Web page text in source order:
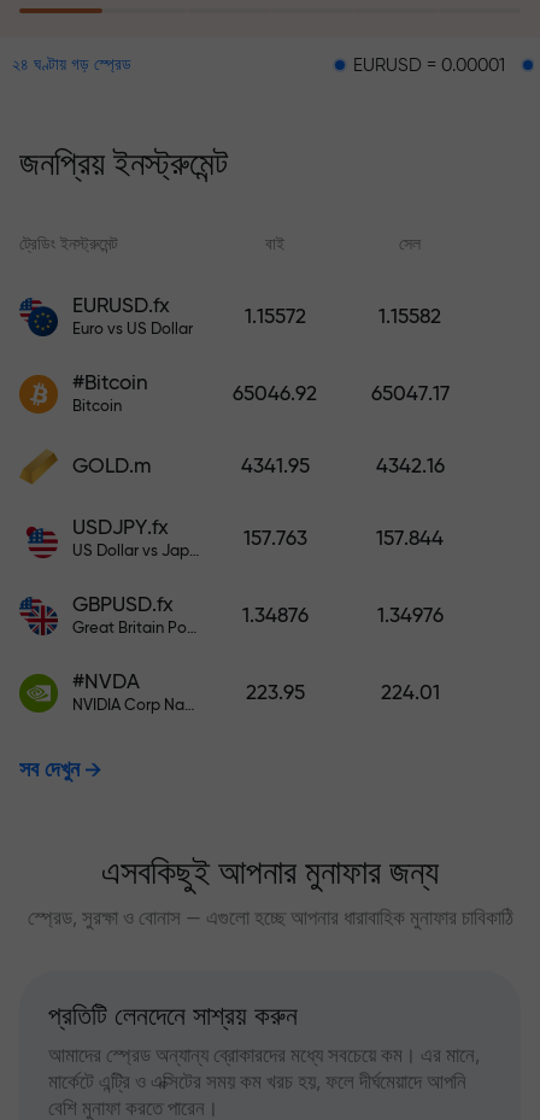
মাসের মধ্যে মুনাফা তিনগুণ করার নিশ্চয়তা দেওয়া
হয়। নিশ্চিন্তে ট্রেডিং করুন — আপনার মূলধন
ডিপোজিট করুন এবং আপনার ডিপোজিটের 1,000
গুণ বোনাস নিন। X1000 কোনো টাইপিং মিসটেক
ততই বেশি।
২৪ ঘণ্টায় গড় স্প্রেড EURUSD = 0.00001 GBPUSD =
জনপ্রিয় ইনস্ট্রুমেন্ট
ট্রেডিং ইনস্ট্রুমেন্ট বাই সেল
EURUSD.fx
Euro vs US Dollar
1.15572 1.15582
#Bitcoin
Bitcoin
65046.92 65047.17
GOLD.m 4341.95 4342.16
USDJPY.fx
US Dollar vs Japanese Yen
157.763 157.844
GBPUSD.fx
Great Britain Pound vs US Dollar
1.34876 1.34976
#NVDA
NVIDIA Corp Nasdaq Stock Exchange (Nasdaq) USD
223.95 224.01
সব দেখুন
এসবকিছুই আপনার মুনাফার জন্য
স্প্রেড, সুরক্ষা ও বোনাস — এগুলো হচ্ছে আপনার ধারাবাহিক মুনাফার চাবিকাঠি
প্রতিটি লেনদেনে সাশ্রয় করুন
আমাদের স্প্রেড অন্যান্য ব্রোকারদের মধ্যে সবচেয়ে কম। এর মানে,
মার্কেটে এন্ট্রি ও এক্সিটের সময় কম খরচ হয়, ফলে দীর্ঘমেয়াদে আপনি
বেশি মুনাফা করতে পারেন।